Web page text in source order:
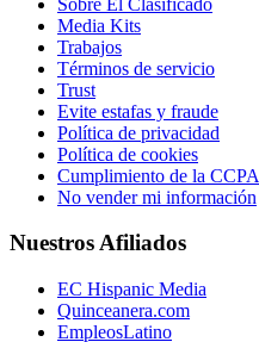
Media Kits
Trabajos
Términos de servicio
Trust
Evite estafas y fraude
Política de privacidad
Política de cookies
Cumplimiento de la CCPA
No vender mi información
Nuestros Afiliados
EC Hispanic Media
Quinceanera.com
EmpleosLatino